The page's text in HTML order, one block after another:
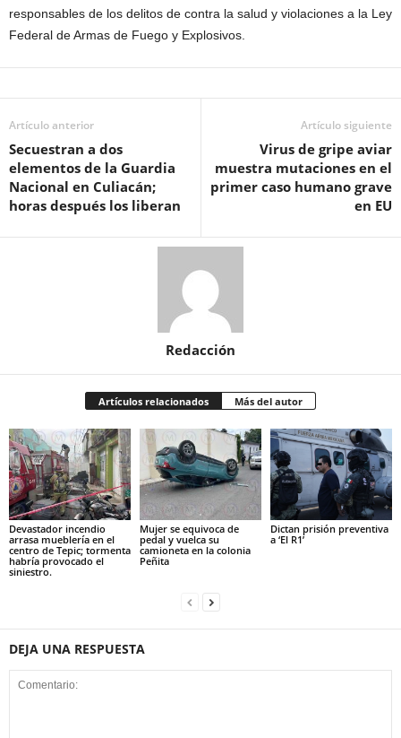
responsables de los delitos de contra la salud y violaciones a la Ley
Federal de Armas de Fuego y Explosivos.
Artículo anterior
Secuestran a dos
elementos de la Guardia
Nacional en Culiacán;
horas después los liberan
Artículo siguiente
Virus de gripe aviar
muestra mutaciones en el
primer caso humano grave
en EU
Redacción
Artículos relacionados Más del autor
Devastador incendio
arrasa mueblería en el
centro de Tepic; tormenta
habría provocado el
siniestro.
Mujer se equivoca de
pedal y vuelca su
camioneta en la colonia
Peñita
Dictan prisión preventiva
a ‘El R1’
DEJA UNA RESPUESTA